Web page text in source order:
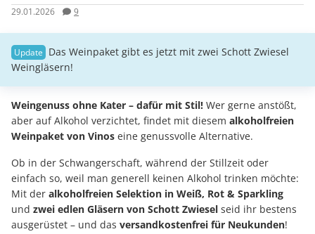
29.01.2026 9
Das Weinpaket gibt es jetzt mit zwei Schott Zwiesel
Weingläsern!
Weingenuss ohne Kater – dafür mit Stil! Wer gerne anstößt,
aber auf Alkohol verzichtet, findet mit diesem alkoholfreien
Weinpaket von Vinos eine genussvolle Alternative.
Ob in der Schwangerschaft, während der Stillzeit oder
einfach so, weil man generell keinen Alkohol trinken möchte:
Mit der alkoholfreien Selektion in Weiß, Rot & Sparkling
und zwei edlen Gläsern von Schott Zwiesel seid ihr bestens
ausgerüstet – und das versandkostenfrei für Neukunden!